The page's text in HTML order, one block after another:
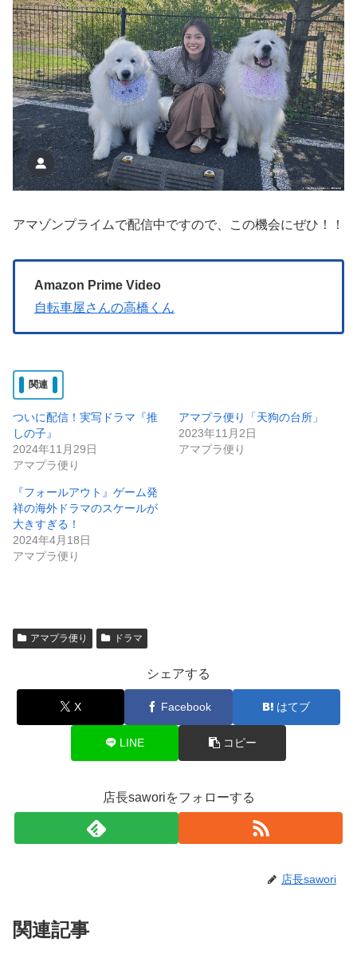
アマゾンプライムで配信中ですので、この機会にぜひ！！
Amazon Prime Video
自転車屋さんの高橋くん
関連
ついに配信！実写ドラマ『推
しの子』
2024年11月29日
アマプラ便り
アマプラ便り「天狗の台所」
2023年11月2日
アマプラ便り
『フォールアウト』ゲーム発
祥の海外ドラマのスケールが
大きすぎる！
2024年4月18日
アマプラ便り
アマプラ便り ドラマ
シェアする
X Facebook はてブ
LINE コピー
店長saworiをフォローする
店長sawori
関連記事